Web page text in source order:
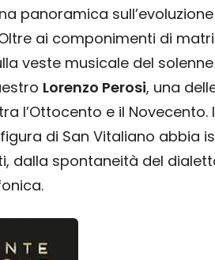
panoramica
ai componimenti di
veste musicale del solenne
Lorenzo Perosi, una
l’Ottocento e il
di San Vitaliano abbia
dalla spontaneità del